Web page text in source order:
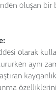
oluşan bir
olarak
aynı